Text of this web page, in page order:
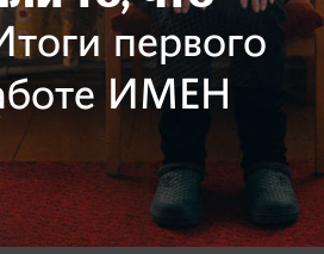
первого
ИМЕН